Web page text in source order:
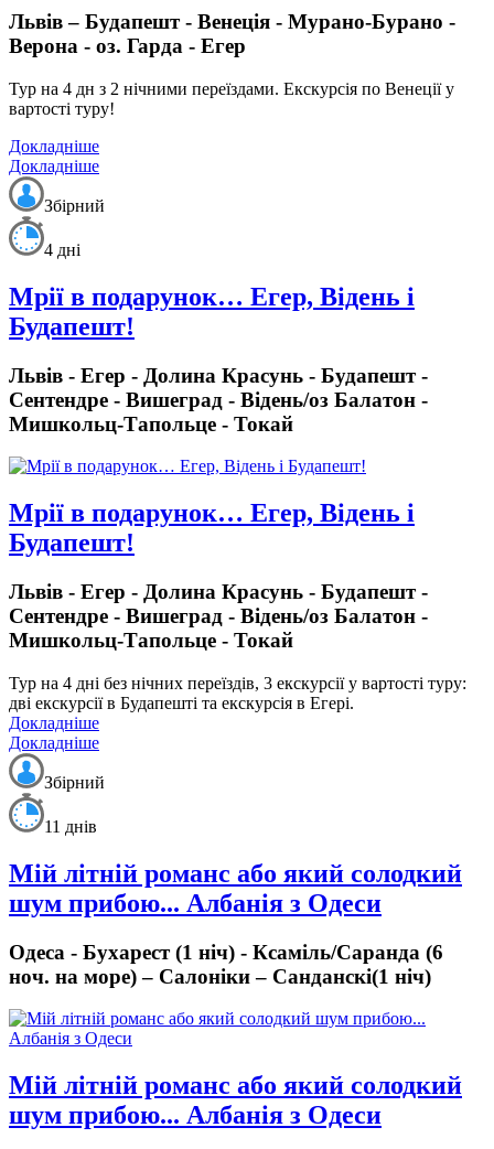
Львів – Будапешт - Венеція - Мурано-Бурано -
Верона - оз. Гарда - Егер
Тур на 4 дн з 2 нічними переїздами. Екскурсія по Венеції у
вартості туру!
Докладніше
Докладніше
Збірний
4 дні
Мрії в подарунок… Егер, Відень і
Будапешт!
Львів - Егер - Долина Красунь - Будапешт -
Сентендре - Вишеград - Відень/оз Балатон -
Мишкольц-Тапольце - Токай
Мрії в подарунок… Егер, Відень і
Будапешт!
Львів - Егер - Долина Красунь - Будапешт -
Сентендре - Вишеград - Відень/оз Балатон -
Мишкольц-Тапольце - Токай
Тур на 4 дні без нічних переїздів, 3 екскурсії у вартості туру:
дві екскурсії в Будапешті та екскурсія в Егері.
Докладніше
Докладніше
Збірний
11 днів
Мій літній романс або який солодкий
шум прибою... Албанія з Одеси
Одеса - Бухарест (1 ніч) - Ксаміль/Саранда (6
ноч. на море) – Салоніки – Санданскі(1 ніч)
Мій літній романс або який солодкий
шум прибою... Албанія з Одеси